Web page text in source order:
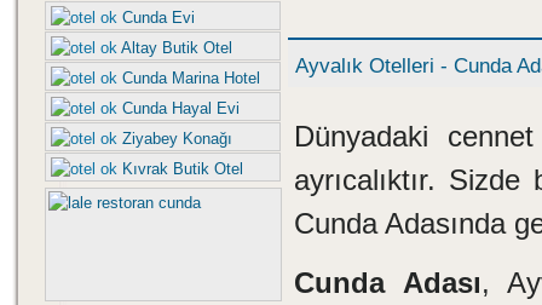
Cunda Evi
Altay Butik Otel
Cunda Marina Hotel
Cunda Hayal Evi
Ziyabey Konağı
Kıvrak Butik Otel
Ayvalık Otelleri - Cunda
Dünyadaki
ayrıcalıktır.
Cunda Adasında
Cunda Adası,